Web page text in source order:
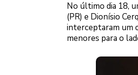
No último dia 18,
(PR) e Dionísio
interceptaram um
menores para o